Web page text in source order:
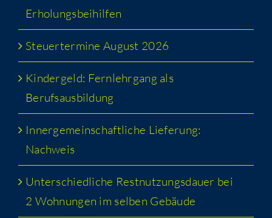
Erholungsbeihilfen
Steu­er­ter­mi­ne August 2026
Kin­der­geld: Fern­lehr­gang als
Berufsausbildung
Inner­ge­mein­schaft­li­che Lie­fe­rung:
Nachweis
Unter­schied­li­che Rest­nut­zungs­dau­er bei
2 Woh­nun­gen im sel­ben Gebäude